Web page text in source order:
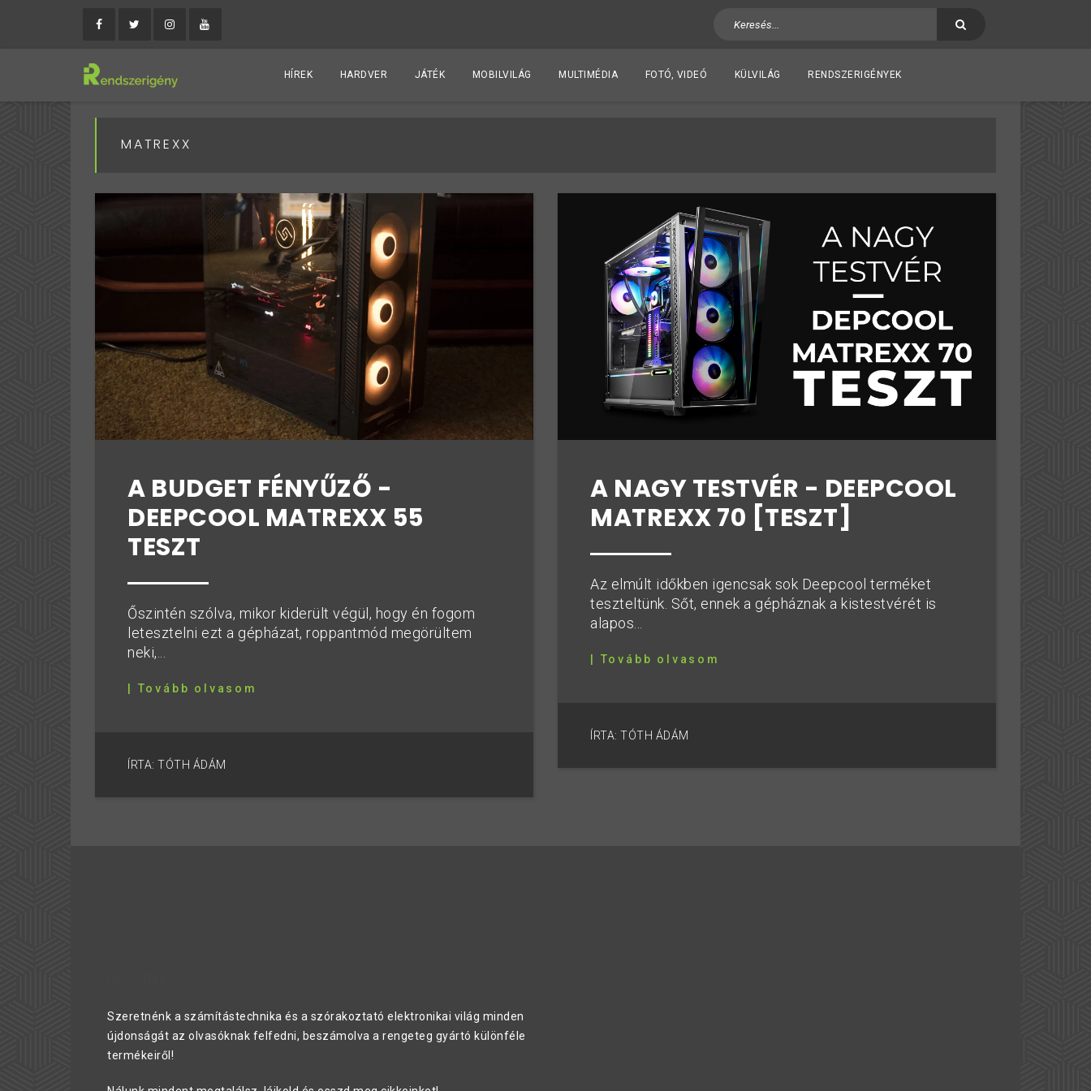
HÍREK HARDVER JÁTÉK MOBILVILÁG MULTIMÉDIA FOTÓ, VIDEÓ KÜLVILÁG RENDSZERIGÉNYEK
MATREXX
A BUDGET FÉNYŰZŐ -
DEEPCOOL MATREXX 55
TESZT
Őszintén szólva, mikor kiderült végül, hogy én fogom
letesztelni ezt a gépházat, roppantmód megörültem
neki,...
| Tovább olvasom
ÍRTA: TÓTH ÁDÁM
A NAGY TESTVÉR - DEEPCOOL
MATREXX 70 [TESZT]
Az elmúlt időkben igencsak sok Deepcool terméket
teszteltünk. Sőt, ennek a gépháznak a kistestvérét is
alapos...
| Tovább olvasom
ÍRTA: TÓTH ÁDÁM
Szeretnénk a számítástechnika és a szórakoztató elektronikai világ minden
újdonságát az olvasóknak felfedni, beszámolva a rengeteg gyártó különféle
termékeiről!